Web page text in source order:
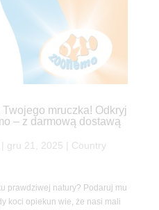
mruczka! Odkryj
– z darmową dostawą
gru 21, 2025
Country
prawdziwej natury? Podaruj mu
koci opiekun wie, że nasi mali